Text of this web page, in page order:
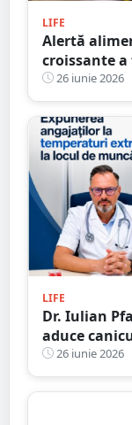
LIFE
Alertă
croissante
Lidl și
26 iunie 2026
LIFE
Dr. Iulian
aduce
obligații au
proteja și
26 iunie 2026